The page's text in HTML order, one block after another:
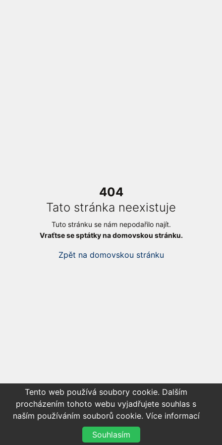
404
Tato stránka neexistuje
Tuto stránku se nám nepodařilo najít.
Vraťtse se sptátky na domovskou stránku.
Zpět na domovskou stránku
Tento web používá soubory cookie. Dalším
procházením tohoto webu vyjadřujete souhlas s
naším používáním souborů cookie. Více informací
Souhlasím